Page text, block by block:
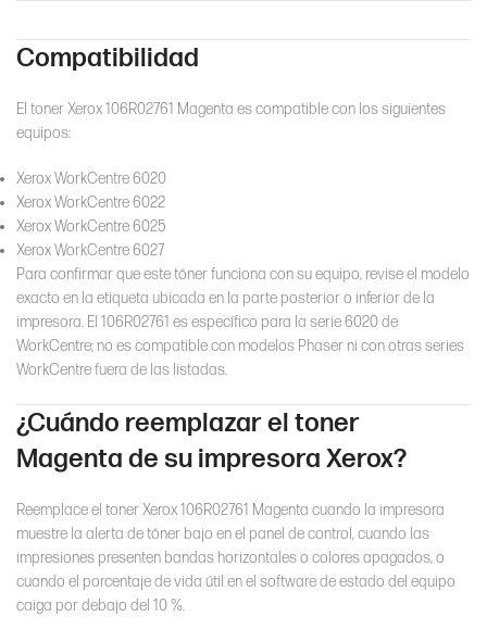
Compatibilidad
El toner Xerox 106R02761 Magenta es compatible con los siguientes
equipos:
Xerox WorkCentre 6020
Xerox WorkCentre 6022
Xerox WorkCentre 6025
Xerox WorkCentre 6027
Para confirmar que este tóner funciona con su equipo, revise el modelo
exacto en la etiqueta ubicada en la parte posterior o inferior de la
impresora. El 106R02761 es específico para la serie 6020 de
WorkCentre; no es compatible con modelos Phaser ni con otras series
WorkCentre fuera de las listadas.
¿Cuándo reemplazar el toner
Magenta de su impresora Xerox?
Reemplace el toner Xerox 106R02761 Magenta cuando la impresora
muestre la alerta de tóner bajo en el panel de control, cuando las
impresiones presenten bandas horizontales o colores apagados, o
cuando el porcentaje de vida útil en el software de estado del equipo
caiga por debajo del 10 %.